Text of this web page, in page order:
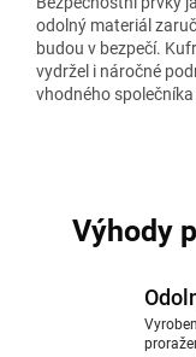
odolný materiál
budou v bezpečí.
vydržel i náročné
vhodného
Výhody